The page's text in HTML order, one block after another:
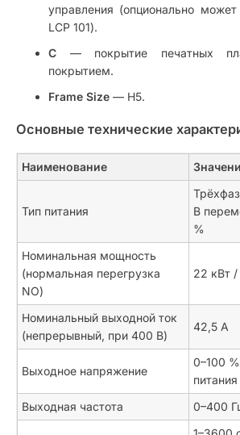
управления (опционально
LCP 101).
C — покрытие печатных
покрытием.
Frame Size — H5.
Основные технические
Наименование
Тип питания
В
%
Номинальная мощность
(нормальная перегрузка
NO)
22 кВт
Номинальный выходной ток
(непрерывный, при 400 В)
42,5 А
Выходное напряжение
0–100
питания
Выходная частота
0–400